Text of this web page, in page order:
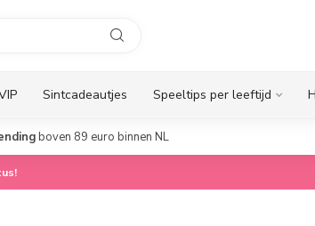
Sintcadeautjes Speeltips per leeftijd
boven 89 euro binnen NL